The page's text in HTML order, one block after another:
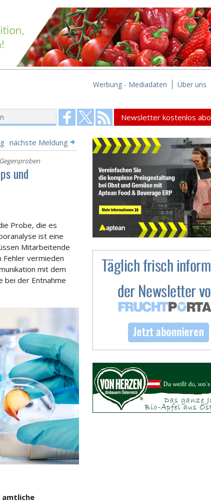
Werbung - Mediadaten Über uns
Newsletter kostenlos
nächste Meldung
und
Probe, die es
ist eine
Mitarbeitende
Fehler vermieden
mit dem
bei der Entnahme
amtliche